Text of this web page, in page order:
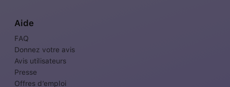
Aide
FAQ
Donnez votre avis
Avis utilisateurs
Presse
Offres d’emploi